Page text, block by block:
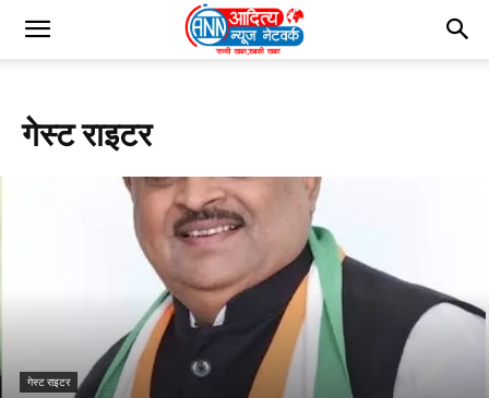
गेस्ट राइटर
गेस्ट राइटर